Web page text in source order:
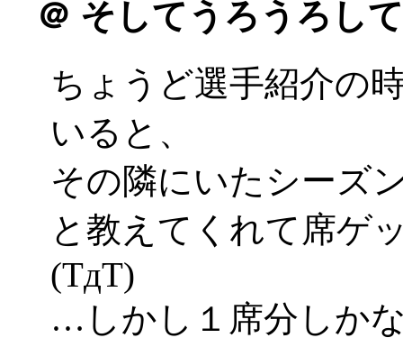
＠ そしてうろうろし
ちょうど選手紹介の
いると、
その隣にいたシーズ
と教えてくれて席ゲ
(TдT)
…しかし１席分しか